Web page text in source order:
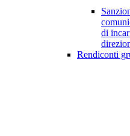
di
Rendiconti